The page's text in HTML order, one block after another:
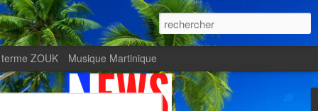
ZOUK Musique Martinique